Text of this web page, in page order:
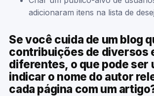
adicionaram itens na lista de
Se você cuida de um blog
contribuições de diversos
diferentes, o que pode ser
indicar o nome do autor
cada página com um